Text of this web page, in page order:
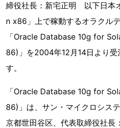
締役社長：新宅正明 以下日本
n x86」上で稼動するオラクル
「Oracle Database 10g for
86)」を2004年12月14日より受
す。
「Oracle Database 10g for
86)」は、サン・マイクロシス
京都世田谷区、代表取締役社長